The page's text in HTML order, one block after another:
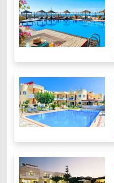
Ιεράπετρα
Ιθάκη
Ικαρία
Ίος
Ιωάννινα
Καβάλα
Καλάβρυτα